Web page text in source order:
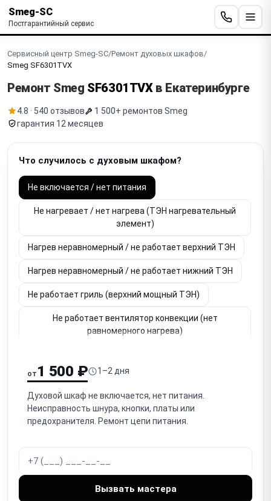
Smeg-SC
Постгарантийный сервис
Сервисный центр Smeg-SC/Ремонт духовых шкафов/
Smeg SF6301TVX
Ремонт Smeg SF6301TVXв Екатеринбурге
4.8 · 540 отзывов
1 500+ ремонтов Smeg
гарантия 12 месяцев
Что случилось с духовым шкафом?
Не включается / нет питания
Не нагревает / нет нагрева (ТЭН нагревательный
элемент)
Нагрев неравномерный / не работает верхний ТЭН
Нагрев неравномерный / не работает нижний ТЭН
Не работает гриль (верхний мощный ТЭН)
Не работает вентилятор конвекции (нет
равномерного нагрева)
датчик)
Перегрев / аварийное отключение (термозащита)
Не работает таймер / автоотключение / программы
дверца (петли)
Разбито / треснуло стекло дверцы (внутреннее/
наружное)
от 1 500 ₽ 1–2 дня
Духовой шкаф не включается, нет питания.
Неисправность шнура, кнопки, платы или
предохранителя. Ремонт цепи питания.
Вызвать мастера